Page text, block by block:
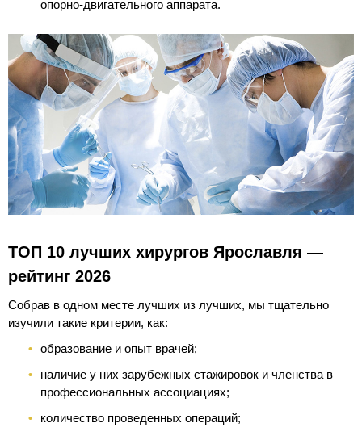
опорно-двигательного аппарата.
ТОП 10 лучших хирургов Ярославля —
рейтинг 2026
Собрав в одном месте лучших из лучших, мы тщательно
изучили такие критерии, как:
образование и опыт врачей;
наличие у них зарубежных стажировок и членства в
профессиональных ассоциациях;
количество проведенных операций;